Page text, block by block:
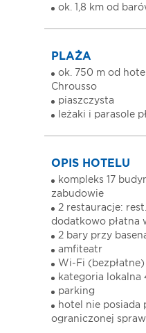
ok. 1,8 km od
PLAŻA
ok. 750 m od
Chrousso
piaszczysta
leżaki i parasole
OPIS HOTELU
kompleks 17
zabudowie
2 restauracje:
dodatkowo płatna
2 bary przy
amfiteatr
Wi-Fi (bezpłatne)
kategoria lokalna
parking
hotel nie posiada
ograniczonej